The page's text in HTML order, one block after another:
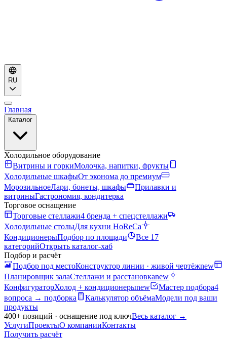
RU
Главная
Каталог
Холодильное оборудование
Витрины и горкиМолочка, напитки, фрукты
Холодильные шкафыОт эконома до премиум
МорозильноеЛари, бонеты, шкафы
Прилавки и
витриныГастрономия, кондитерка
Торговое оснащение
Торговые стеллажи4 бренда + спецстеллажи
Холодильные столыДля кухни HoReCa
КондиционерыПодбор по площади
Все 17
категорийОткрыть каталог-хаб
Подбор и расчёт
Подбор под местоКонструктор линии · живой чертёжnew
Планировщик залаСтеллажи и расстановкаnew
КонфигураторХолод + кондиционерыnew Мастер подбора4
вопроса → подборка
Калькулятор объёмаМодели под ваши
продукты
400+ позиций · оснащение под ключВесь каталог →
УслугиПроектыО компанииКонтакты
Получить расчёт